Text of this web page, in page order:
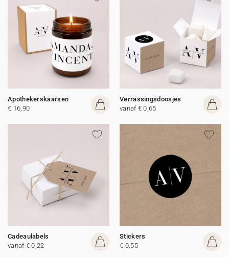
Apothekerskaarsen
€ 16,90
Verrassingsdoosjes
vanaf € 0,65
Cadeaulabels
vanaf € 0,22
Stickers
€ 0,55